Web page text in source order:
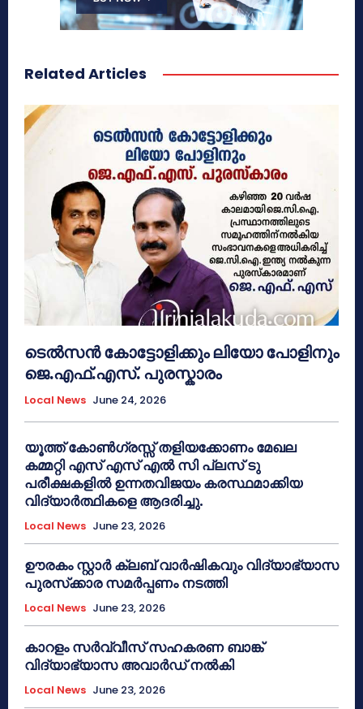
Related Articles
ടെൽസൻ കോട്ടോളിക്കും ലിയോ പോളിനും
ജെ.എഫ്.എസ്. പുരസ്കാരം
Local News June 24, 2026
യൂത്ത് കോൺഗ്രസ്സ് തളിയക്കോണം മേഖല
കമ്മറ്റി എസ് എസ് എൽ സി പ്ലസ് ടു
പരീക്ഷകളിൽ ഉന്നതവിജയം കരസ്ഥമാക്കിയ
വിദ്യാർത്ഥികളെ ആദരിച്ചു.
Local News June 23, 2026
ഊരകം സ്റ്റാർ ക്ലബ് വാർഷികവും വിദ്യാഭ്യാസ
പുരസ്‌ക്കാര സമർപ്പണം നടത്തി
Local News June 23, 2026
കാറളം സർവ്വീസ് സഹകരണ ബാങ്ക്
വിദ്യാഭ്യാസ അവാർഡ് നൽകി
Local News June 23, 2026